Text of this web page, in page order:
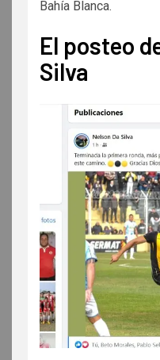
Bahía Blanca.
El posteo
Silva